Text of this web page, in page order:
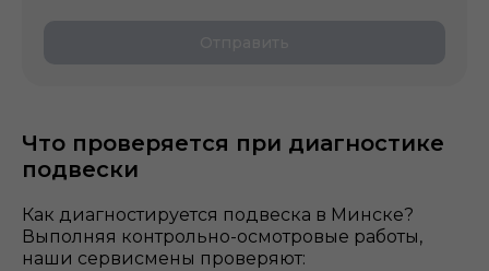
Что проверяется при диагностике
подвески
Как диагностируется подвеска в Минске?
Выполняя контрольно-осмотровые работы,
наши сервисмены проверяют: